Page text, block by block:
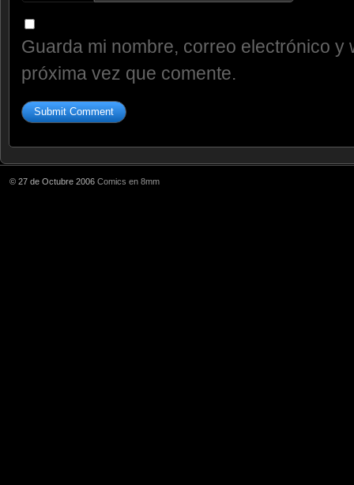
Guarda mi nombre, correo electrónico
próxima vez que comente.
© 27 de Octubre 2006 Comics en 8mm